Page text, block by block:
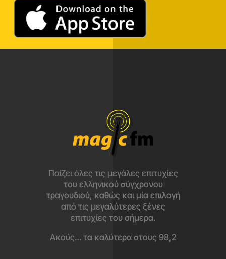
Παίζει όλες τις μεγάλες επιτυχίες
του ελληνικού σύγχρονου
τραγουδιού, καθώς και μία επιλογή
από τις μεγαλύτερες ξένες
επιτυχίες του σήμερα.
Ακούς… τα καλύτερα στους 98,2